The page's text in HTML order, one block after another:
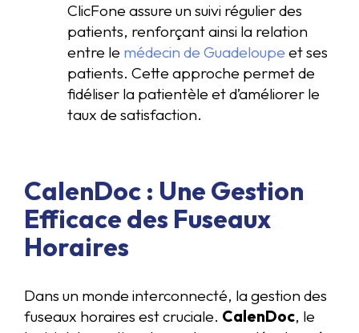
ClicFone assure un suivi régulier des
patients, renforçant ainsi la relation
entre le médecin de Guadeloupe et ses
patients. Cette approche permet de
fidéliser la patientèle et d’améliorer le
taux de satisfaction.
CalenDoc : Une Gestion
Efficace des Fuseaux
Horaires
Dans un monde interconnecté, la gestion des
fuseaux horaires est cruciale. CalenDoc, le